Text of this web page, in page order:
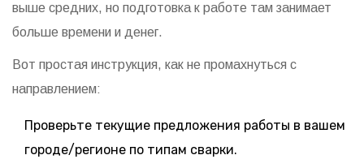
выше средних, но подготовка к работе там занимает
больше времени и денег.
Вот простая инструкция, как не промахнуться с
направлением:
Проверьте текущие предложения работы в вашем
городе/регионе по типам сварки.